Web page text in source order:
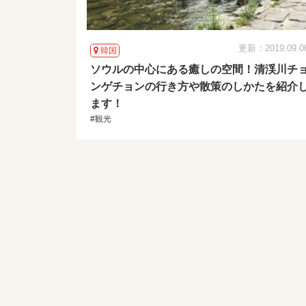
韓国 更新：
ソウルの中心にある癒しの空間！清渓川チョ
ンゲチョンの行き方や散策のしかたを紹介
ます！
#観光